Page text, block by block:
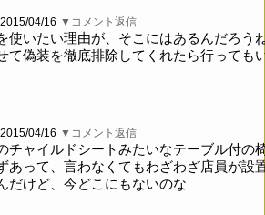
2015/04/16 ▼コメント返信
使いたい理由が、そこにはあるんだろう
て偽装を徹底排除してくれたら行っても
2015/04/16 ▼コメント返信
チャイルドシートみたいなテーブル付の
あって、言わなくてもわざわざ店員が設
だけど、今どこにもないのな